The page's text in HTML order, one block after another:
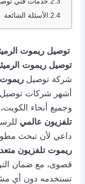
الأسئلة الشائعة
توصيل ريموت الرميثية / 94959465 / بيع
توصيل ريموت
شركة توصيل ريموت
أشهر شركات
وجميع أنحاء
تلفزيون عالمي
داعي لأن تبحث
ريموت تلفزيون
قصوى، مع ضمان
تستخدمه دون أي